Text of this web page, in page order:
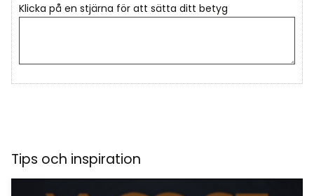
Klicka på en stjärna för att sätta ditt betyg
Tips och inspiration